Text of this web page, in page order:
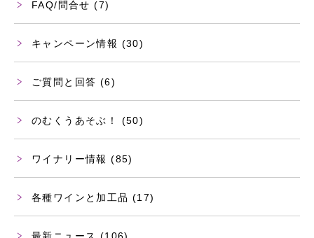
FAQ/問合せ (7)
キャンペーン情報 (30)
ご質問と回答 (6)
のむくうあそぶ！ (50)
ワイナリー情報 (85)
各種ワインと加工品 (17)